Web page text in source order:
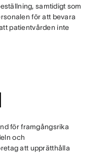
samtidigt som
för att bevara
patientvården inte
för framgångsrika
och
att upprätthålla